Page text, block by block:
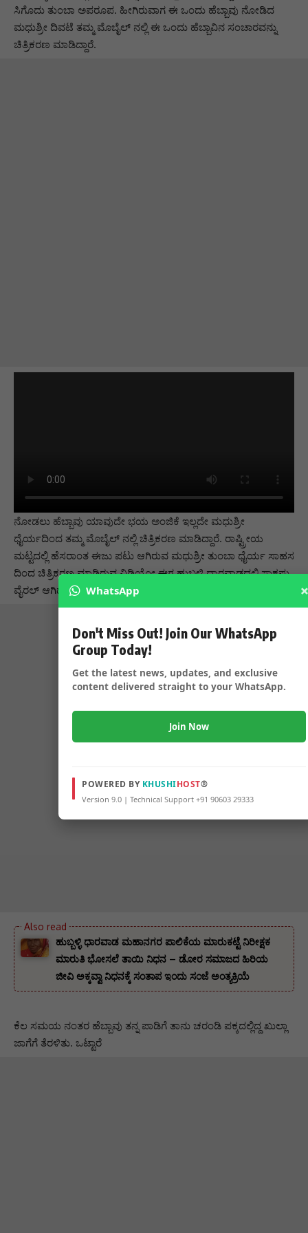
ಸಿಗೊದು ತುಂಬಾ ಅಪರೂಪ. ಹೀಗಿರುವಾಗ ಈ ಒಂದು ಹೆಬ್ಬಾವು ನೋಡಿದ
ಮಧುಶ್ರೀ ದಿವಟೆ ತಮ್ಮ ಮೊಬೈಲ್ ನಲ್ಲಿ ಈ ಒಂದು ಹೆಬ್ಬಾವಿನ ಸಂಚಾರವನ್ನು
ಚಿತ್ರಿಕರಣ ಮಾಡಿದ್ದಾರೆ.
ನೋಡಲು ಹೆಬ್ಬಾವು ಯಾವುದೇ ಭಯ ಅಂಜಿಕೆ ಇಲ್ಲದೇ ಮಧುಶ್ರೀ
ಧೈರ್ಯದಿಂದ ತಮ್ಮ ಮೊಬೈಲ್ ನಲ್ಲಿ ಚಿತ್ರಿಕರಣ ಮಾಡಿದ್ದಾರೆ. ರಾಷ್ಟ್ರೀಯ
ಮಟ್ಟದಲ್ಲಿ ಹೆಸರಾಂತ ಈಜು ಪಟು ಆಗಿರುವ ಮಧುಶ್ರೀ ತುಂಬಾ ಧೈರ್ಯ ಸಾಹಸ
ದಿಂದ ಚಿತ್ರಿಕರಣ ಮಾಡಿರುವ ವಿಡಿಯೋ ಈಗ ಹುಬ್ಬಳ್ಳಿ ಧಾರವಾಡದಲ್ಲಿ ಸಾಕಷ್ಟು
ವೈರಲ್ ಆಗಿದೆ.
ಹುಬ್ಬಳ್ಳಿ ಧಾರವಾಡ ಮಹಾನಗರ ಪಾಲಿಕೆಯ ಮಾರುಕಟ್ಟೆ ನಿರೀಕ್ಷಕ
ಮಾರುತಿ ಭೋಸಲೆ ತಾಯಿ ನಿಧನ – ಡೋರ ಸಮಾಜದ ಹಿರಿಯ
ಜೀವಿ ಅಕ್ಕವ್ವಾ ನಿಧನಕ್ಕೆ ಸಂತಾಪ ಇಂದು ಸಂಜೆ ಅಂತ್ಯಕ್ರಿಯೆ
ಕೆಲ ಸಮಯ ನಂತರ ಹೆಬ್ಬಾವು ತನ್ನ ಪಾಡಿಗೆ ತಾನು ಚರಂಡಿ ಪಕ್ಕದಲ್ಲಿದ್ದ ಖುಲ್ಲಾ
ಜಾಗೆಗೆ ತೆರಳಿತು. ಒಟ್ಟಾರೆ
WhatsApp ×
Don't Miss Out! Join Our WhatsApp
Group Today!
Get the latest news, updates, and exclusive
content delivered straight to your WhatsApp.
Join Now
POWERED BY KHUSHIHOST®
Version 9.0 | Technical Support +91 90603 29333